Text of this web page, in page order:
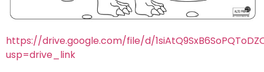
https://drive.google.com/file/d/
usp=drive_link